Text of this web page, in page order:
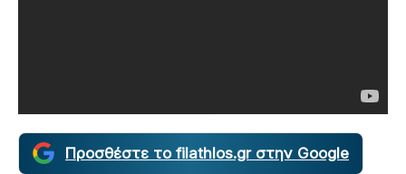
Προσθέστε το filathlos.gr στην Google